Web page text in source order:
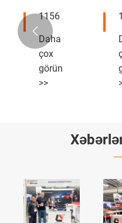
1156
Daha
çox
görün
>>
